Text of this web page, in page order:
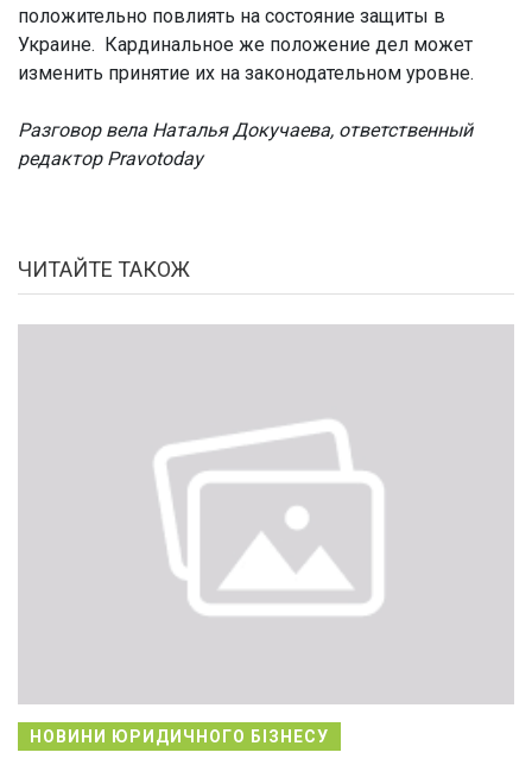
положительно повлиять на состояние защиты в
Украине. Кардинальное же положение дел может
изменить принятие их на законодательном уровне.
Разговор вела Наталья Докучаева, ответственный
редактор Pravotoday
ЧИТАЙТЕ ТАКОЖ
НОВИНИ ЮРИДИЧНОГО БІЗНЕСУ